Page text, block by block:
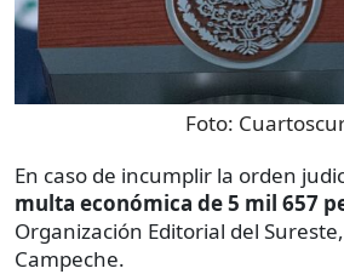
Foto:
En caso de incumplir la orden
multa económica de 5 mil 657
Organización Editorial del
Campeche.